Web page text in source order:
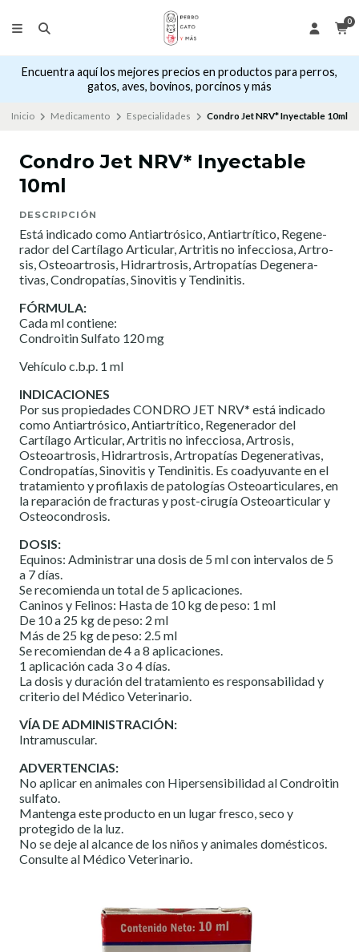
0
Encuentra aquí los mejores precios en productos para perros,
gatos, aves, bovinos, porcinos y más
Inicio Medicamento Especialidades Condro Jet NRV* Inyectable 10ml
Condro Jet NRV* Inyectable
10ml
DESCRIPCIÓN
Está indicado como Antiartrósico, Antiartrítico, Regene­
rador del Cartílago Articular, Artritis no infecciosa, Artro­
sis, Osteoartrosis, Hidrartrosis, Artropatías Degenera­
tivas, Condropatías, Sinovitis y Tendinitis.
FÓRMULA:
Cada ml contiene:
Condroitin Sulfato 120 mg
Vehículo c.b.p. 1 ml
INDICACIONES
Por sus propiedades CONDRO JET NRV* está indicado
como Antiartrósico, Antiartrítico, Regene­rador del
Cartílago Articular, Artritis no infecciosa, Artro­sis,
Osteoartrosis, Hidrartrosis, Artropatías Degenera­tivas,
Condropatías, Sinovitis y Tendinitis. Es coadyuvante en el
tratamiento y profilaxis de patologías Osteoarticu­lares, en
la reparación de fracturas y post-cirugía Osteoarticular y
Osteocondrosis.
DOSIS:
Equinos: Administrar una dosis de 5 ml con intervalos de 5
a 7 días.
Se recomienda un total de 5 aplica­ciones.
Caninos y Felinos: Hasta de 10 kg de peso: 1 ml
De 10 a 25 kg de peso: 2 ml
Más de 25 kg de peso: 2.5 ml
Se recomiendan de 4 a 8 aplicaciones.
1 aplicación cada 3 o 4 días.
La dosis y duración del tratamiento es responsabilidad y
criterio del Médico Veterinario.
VÍA DE ADMINISTRACIÓN:
Intramuscular.
ADVERTENCIAS:
No aplicar en animales con Hipersensibilidad al Condroitin
sulfato.
Mantenga este producto en un lugar fresco, seco y
protegido de la luz.
No se deje al alcance de los niños y animales domésticos.
Consulte al Médico Veterinario.